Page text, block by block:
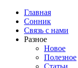
Главная
Сонник
Связь с нами
Разное
Новое
Полезное
Статьи